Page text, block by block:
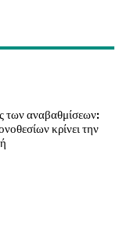
των αναβαθμίσεων:
κρίνει την